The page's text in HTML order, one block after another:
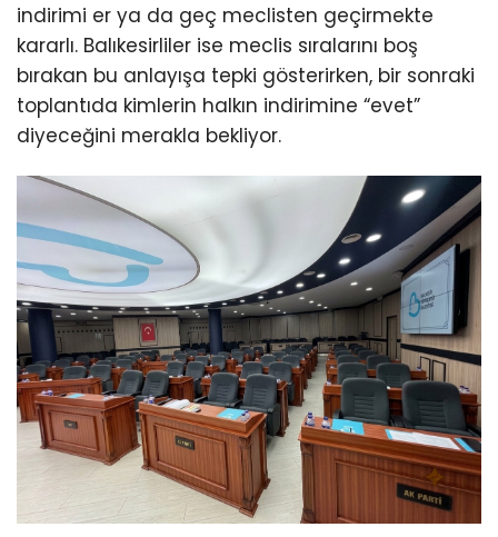
indirimi er ya da geç meclisten geçirmekte
kararlı. Balıkesirliler ise meclis sıralarını boş
bırakan bu anlayışa tepki gösterirken, bir sonraki
toplantıda kimlerin halkın indirimine “evet”
diyeceğini merakla bekliyor.